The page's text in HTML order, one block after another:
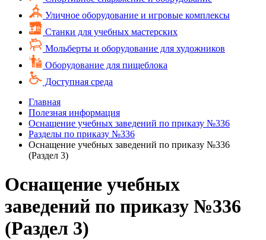
Уличное оборудование и игровые комплексы
Cтанки для учебных мастерских
Мольберты и оборудование для художников
Оборудование для пищеблока
Доступная среда
Главная
Полезная информация
Оснащение учебных заведений по приказу №336
Разделы по приказу №336
Оснащение учебных заведений по приказу №336
(Раздел 3)
Оснащение учебных
заведений по приказу №336
(Раздел 3)